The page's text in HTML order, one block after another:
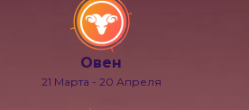
Овен
21 Марта - 20 Апреля